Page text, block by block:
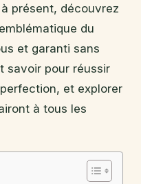
présent, découvrez
du
et garanti sans
savoir pour réussir
et explorer
à tous les